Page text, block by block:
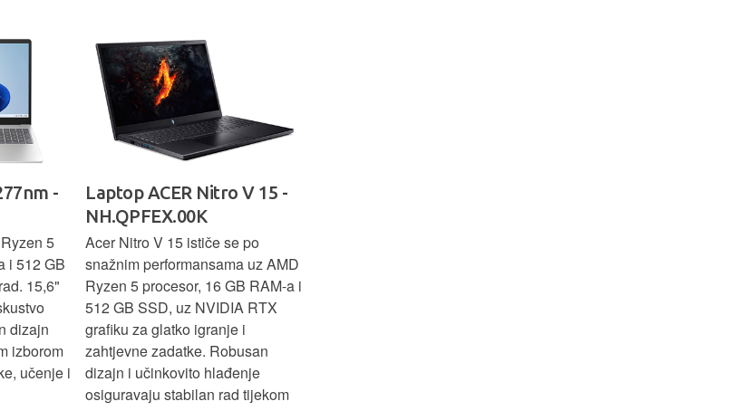
-
5
i 512 GB
15,6"
dizajn
izborom
učenje i
Laptop ACER Nitro V 15 -
NH.QPFEX.00K
Acer Nitro V 15 ističe se po
snažnim performansama uz AMD
Ryzen 5 procesor, 16 GB RAM-a i
512 GB SSD, uz NVIDIA RTX
grafiku za glatko igranje i
zahtjevne zadatke. Robusan
dizajn i učinkovito hlađenje
osiguravaju stabilan rad tijekom